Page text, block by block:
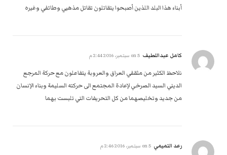
أبناء هذا البلد اللذين أصبحوا يتقاتلون تقاتل مذهبي وطائفي وغيره
كامل عبداللطيف 5 سبتمبر، 2016 2:44 م
نلاحظ الكثير من مثقفي العراق والعروبة يتفاعلون مع حركة المرجع
الديني السيد الصرخي لإعادة المجتمع الى حركته السليمة وبناء الإنسان
من جديد وتخليصهما من كل التحريفات التي تلبست بهما
رعد التميمي 5 سبتمبر، 2016 2:46 م